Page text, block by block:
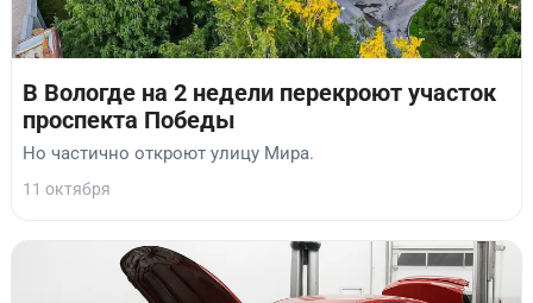
В Вологде на 2 недели перекроют участок
проспекта Победы
Но частично откроют улицу Мира.
11 октября